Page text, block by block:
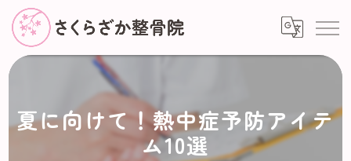
夏に向けて！熱中症予防アイテ
ム10選